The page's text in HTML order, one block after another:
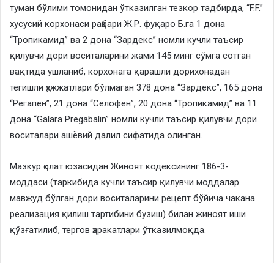
туман бўлими томонидан ўтказилган тезкор тадбирда, “F.F.”
хусусий корхонаси раҳбари Ж.Р. фуқаро Б.га 1 дона
“Тропикамид” ва 2 дона “Зардекс” номли кучли таъсир
қилувчи дори воситаларини жами 145 минг сўмга сотган
вақтида ушланиб, корхонага қарашли дорихонадан
тегишли ҳужжатлари бўлмаган 378 дона “Зардекс”, 165 дона
“Регапен”, 21 дона “Селофен”, 20 дона “Тропикамид” ва 11
дона “Galara Pregabalin” номли кучли таъсир қилувчи дори
воситалари ашёвий далил сифатида олинган.
Мазкур ҳолат юзасидан Жиноят кодексининг 186-3-
моддаси (таркибида кучли таъсир қилувчи моддалар
мавжуд бўлган дори воситаларини рецепт бўйича чакана
реализация қилиш тартибини бузиш) билан жиноят иши
қўзғатилиб, тергов ҳаракатлари ўтказилмоқда.